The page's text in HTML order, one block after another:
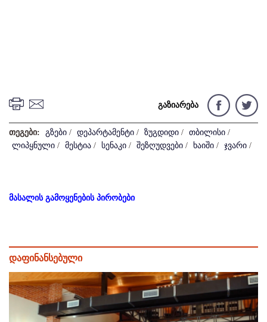
გაზიარება
თეგები: გზები / დეპარტამენტი / ზუგდიდი / თბილისი /
ლიპყნული / მესტია / სენაკი / შეზღუდვები / ხაიში / ჯვარი /
მასალის გამოყენების პირობები
დაფინანსებული